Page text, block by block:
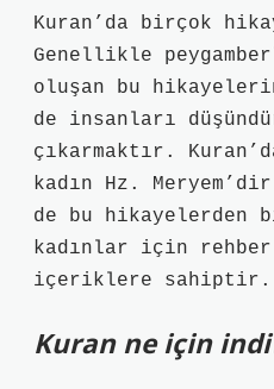
Kuran’da birçok
Genellikle
oluşan bu
de insanları
çıkarmaktır.
kadın Hz.
de bu
kadınlar için
içeriklere sahiptir.
Kuran ne için